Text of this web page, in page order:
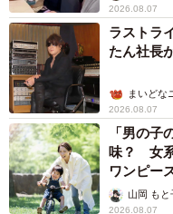
2026.08.07
ラストラ
たん社長
まいどな
2026.08.07
「男の子
味？ 女
ワンピー
へんが…
山岡 もと
2026.08.07